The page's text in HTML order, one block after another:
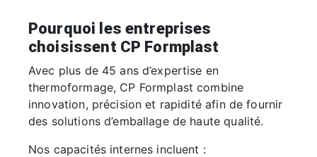
Pourquoi les entreprises
choisissent CP Formplast
Avec plus de 45 ans d’expertise en
thermoformage, CP Formplast combine
innovation, précision et rapidité afin de fournir
des solutions d’emballage de haute qualité.
Nos capacités internes incluent :